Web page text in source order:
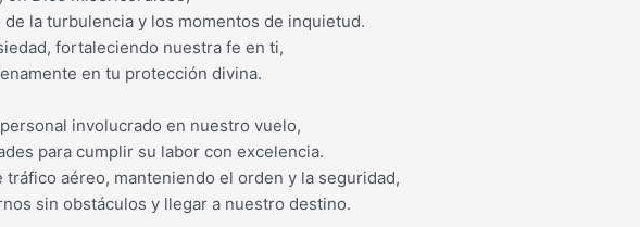
la turbulencia y los momentos de inquietud.
fortaleciendo nuestra fe en ti,
en tu protección divina.
involucrado en nuestro vuelo,
para cumplir su labor con excelencia.
aéreo, manteniendo el orden y la seguridad,
sin obstáculos y llegar a nuestro destino.